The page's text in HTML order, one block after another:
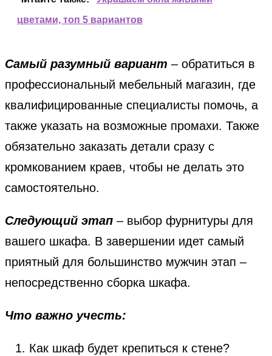
цветами, топ 5 вариантов
Самый разумный вариант – обратиться в
профессиональный мебельный магазин, где
квалифицированные специалисты помочь, а
также указать на возможные промахи. Также
обязательно заказать детали сразу с
кромкованием краев, чтобы не делать это
самостоятельно.
Следующий этап – выбор фурнитуры для
вашего шкафа. В завершении идет самый
приятный для большинство мужчин этап –
непосредственно сборка шкафа.
Что важно учесть:
Как шкаф будет крепиться к стене?